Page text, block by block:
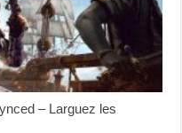
– Larguez les